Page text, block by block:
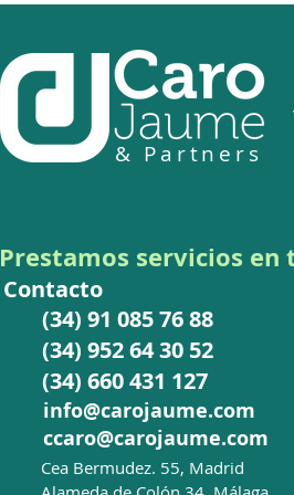
medidas de salvaguardia
bilaterales. Reglamento del
Acero
& Partners
Prestamos servicios en
Contacto
(34) 91 085 76 88
(34) 952 64 30 52
(34) 660 431 127
info@carojaume.com
ccaro@carojaume.com
Cea Bermudez. 55, Madrid